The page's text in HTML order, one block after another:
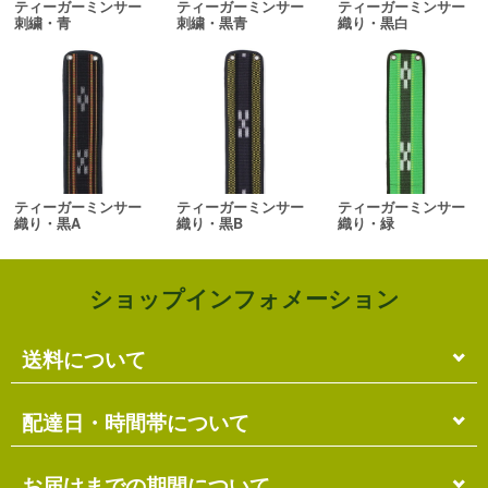
ティーガーミンサー
刺繍・青
ティーガーミンサー
刺繍・黒青
ティーガーミンサー
織り・黒白
ティーガーミンサー
織り・黒A
ティーガーミンサー
織り・黒B
ティーガーミンサー
織り・緑
ショップインフォメーション
送料について
単品のみの場合
各商品に記載の送料となります。
配達日・時間帯について
配達日・配達時間帯のご指定は出来ません。